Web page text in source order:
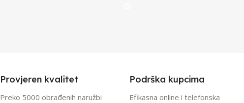
Provjeren kvalitet
Preko 5000 obrađenih naružbi
Podrška kupcima
Efikasna online i telefonska